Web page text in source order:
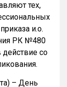
тех,
и.о.
РК №480
действие со
– День